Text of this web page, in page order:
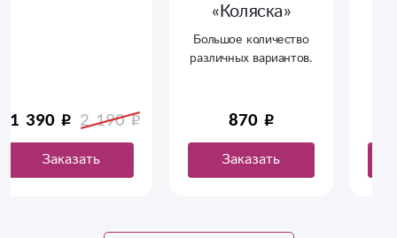
870
Заказать
Прекрасно подойдет
вашему букету.
1 420
Заказать